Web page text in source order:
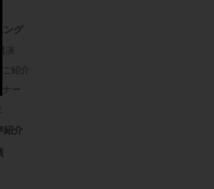
ング
演
ご紹介
ナー
紹介